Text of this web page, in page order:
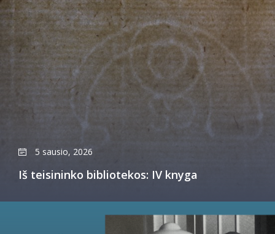
5 sausio, 2026
Iš teisininko bibliotekos: IV knyga